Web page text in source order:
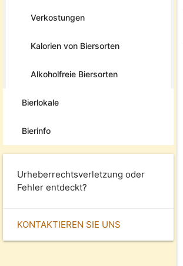
Verkostungen
Kalorien von Biersorten
Alkoholfreie Biersorten
Bierlokale
Bierinfo
Urheberrechtsverletzung oder
Fehler entdeckt?
KONTAKTIEREN SIE UNS